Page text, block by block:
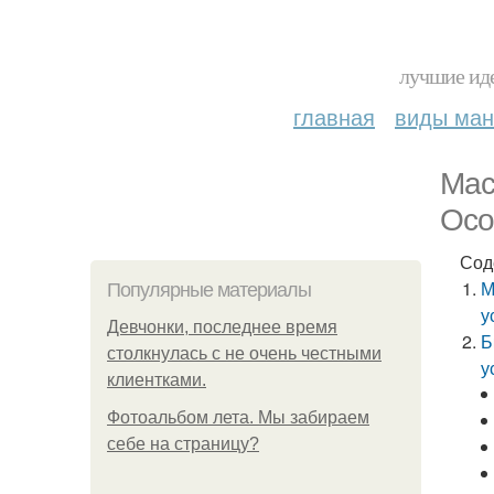
лучшие
главная виды
Популярные материалы
Девчонки, последнее время
столкнулась с не очень честными
клиентками.
Фотоальбом лета. Мы забираем
себе на страницу?